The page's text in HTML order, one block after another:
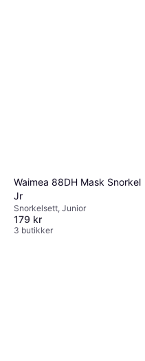
Waimea 88DH Mask Snorkel
Jr
Snorkelsett, Junior
179 kr
3 butikker